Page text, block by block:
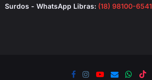
Surdos - WhatsApp Libras: (18) 98100-6541